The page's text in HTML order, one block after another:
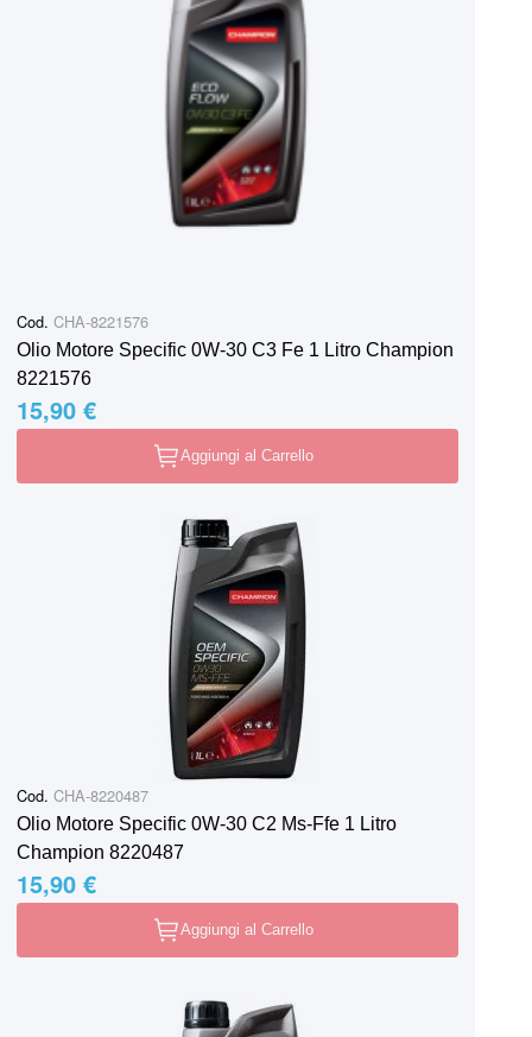
Cod. CHA-8221576
Olio Motore Specific 0W-30 C3 Fe 1 Litro Champion
8221576
15,90 €
Aggiungi al Carrello
Cod. CHA-8220487
Olio Motore Specific 0W-30 C2 Ms-Ffe 1 Litro
Champion 8220487
15,90 €
Aggiungi al Carrello